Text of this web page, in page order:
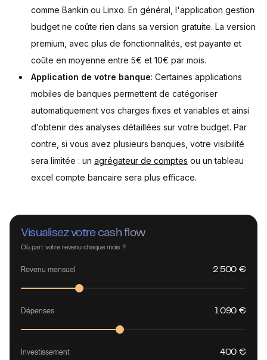
comme Bankin ou Linxo. En général, l'application gestion
budget ne coûte rien dans sa version gratuite. La version
premium, avec plus de fonctionnalités, est payante et
coûte en moyenne entre 5€ et 10€ par mois.
Application de votre banque: Certaines applications
mobiles de banques permettent de catégoriser
automatiquement vos charges fixes et variables et ainsi
d’obtenir des analyses détaillées sur votre budget. Par
contre, si vous avez plusieurs banques, votre visibilité
sera limitée : un agrégateur de comptes ou un tableau
excel compte bancaire sera plus efficace.
Visualisez votre cash flow
Où part votre revenu chaque mois ?
Revenu mensuel 2 500 €
Dépenses 1 090 €
Investissement 400 €